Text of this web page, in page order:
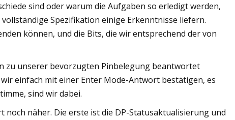
sind oder warum die Aufgaben so erledigt werden,
Spezifikation einige Erkenntnisse liefern.
können, und die Bits, die wir entsprechend der von
zu unserer bevorzugten Pinbelegung beantwortet
einfach mit einer Enter Mode-Antwort bestätigen, es
sind wir dabei.
näher. Die erste ist die DP-Statusaktualisierung und